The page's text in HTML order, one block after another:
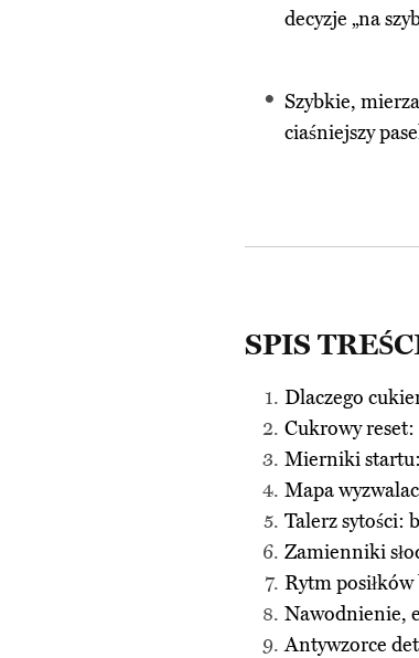
decyzje „na
Szybkie,
ciaśniejszy
SPIS
Dlaczego
Cukrowy
Mierniki
Mapa
Talerz sytości:
Zamienniki
Rytm
Nawodnienie,
Antywzorce